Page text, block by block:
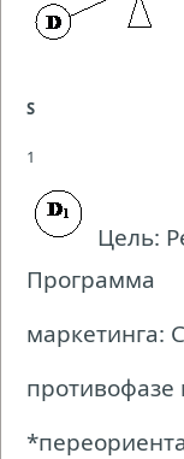
S
1
Цель:
Программа
маркетинга:
противофазе